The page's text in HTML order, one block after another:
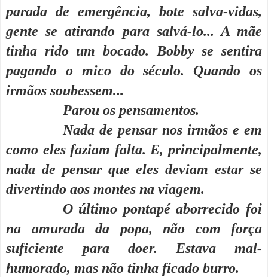
parada de emergência, bote salva-vidas,
gente se atirando para salvá-lo... A mãe
tinha rido um bocado. Bobby se sentira
pagando o mico do século. Quando os
irmãos soubessem...
Parou os pensamentos.
Nada de pensar nos irmãos e em
como eles faziam falta. E, principalmente,
nada de pensar que eles deviam estar se
divertindo aos montes na viagem.
O último pontapé aborrecido foi
na amurada da popa, não com força
suficiente para doer. Estava mal-
humorado, mas não tinha ficado burro.